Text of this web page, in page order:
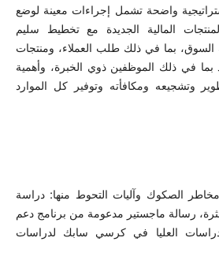
واضحة تشمل إجراءات معينة لوضع
المالية الجديدة مع تخطيط سليم
بما في ذلك طلب العملاء، ومنتجات
بما في ذلك الموظفين ذوي الخبرة، وأهمية
وتشجيعه ومكافأته وتوفير كل الموارد
نجلاء (2013). مخاطر الصكوك وآليات التحوط منها: دراسة
رسالة ماجستير مدعومة من برنامج دعم
العليا في كرسي سابك لدراسات